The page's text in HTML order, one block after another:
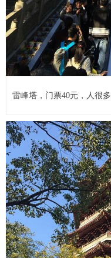
雷峰塔，门票40元，人很多